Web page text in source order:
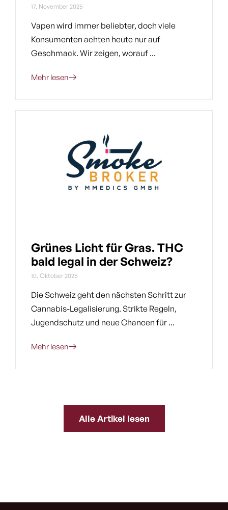
17. November 2025
Vapen wird immer beliebter, doch viele
Konsumenten achten heute nur auf
Geschmack. Wir zeigen, worauf ...
Mehr lesen
Grünes Licht für Gras. THC
bald legal in der Schweiz?
10. Oktober 2025
Die Schweiz geht den nächsten Schritt zur
Cannabis-Legalisierung. Strikte Regeln,
Jugendschutz und neue Chancen für ...
Mehr lesen
Alle Artikel lesen